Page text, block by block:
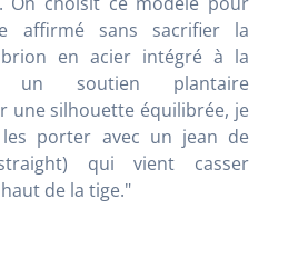
affirmé sans sacrifier la
en acier intégré à la
un soutien plantaire
une silhouette équilibrée, je
porter avec un jean de
qui vient casser
de la tige."